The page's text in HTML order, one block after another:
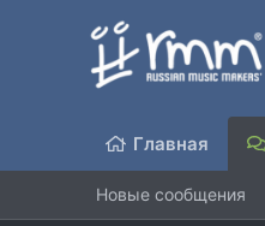
Главная
Новые сообщения